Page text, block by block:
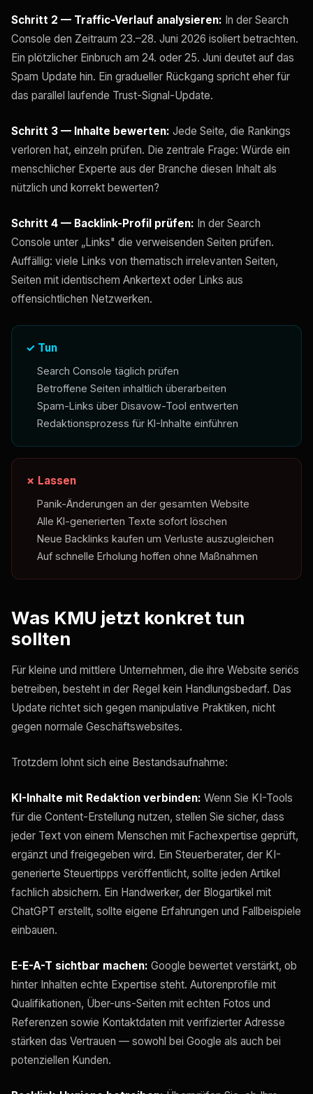
Schritt 2 — Traffic-Verlauf analysieren: In der Search
Console den Zeitraum 23.–28. Juni 2026 isoliert betrachten.
Ein plötzlicher Einbruch am 24. oder 25. Juni deutet auf das
Spam Update hin. Ein gradueller Rückgang spricht eher für
das parallel laufende Trust-Signal-Update.
Schritt 3 — Inhalte bewerten: Jede Seite, die Rankings
verloren hat, einzeln prüfen. Die zentrale Frage: Würde ein
menschlicher Experte aus der Branche diesen Inhalt als
nützlich und korrekt bewerten?
Schritt 4 — Backlink-Profil prüfen: In der Search
Console unter „Links" die verweisenden Seiten prüfen.
Auffällig: viele Links von thematisch irrelevanten Seiten,
Seiten mit identischem Ankertext oder Links aus
offensichtlichen Netzwerken.
✓ Tun
Search Console täglich prüfen
Betroffene Seiten inhaltlich überarbeiten
Spam-Links über Disavow-Tool entwerten
Redaktionsprozess für KI-Inhalte einführen
✗ Lassen
Panik-Änderungen an der gesamten Website
Alle KI-generierten Texte sofort löschen
Neue Backlinks kaufen um Verluste auszugleichen
Auf schnelle Erholung hoffen ohne Maßnahmen
Was KMU jetzt konkret tun
sollten
Für kleine und mittlere Unternehmen, die ihre Website seriös
betreiben, besteht in der Regel kein Handlungsbedarf. Das
Update richtet sich gegen manipulative Praktiken, nicht
gegen normale Geschäftswebsites.
Trotzdem lohnt sich eine Bestandsaufnahme:
KI-Inhalte mit Redaktion verbinden: Wenn Sie KI-Tools
für die Content-Erstellung nutzen, stellen Sie sicher, dass
jeder Text von einem Menschen mit Fachexpertise geprüft,
ergänzt und freigegeben wird. Ein Steuerberater, der KI-
generierte Steuertipps veröffentlicht, sollte jeden Artikel
fachlich absichern. Ein Handwerker, der Blogartikel mit
ChatGPT erstellt, sollte eigene Erfahrungen und Fallbeispiele
einbauen.
E-E-A-T sichtbar machen: Google bewertet verstärkt, ob
hinter Inhalten echte Expertise steht. Autorenprofile mit
Qualifikationen, Über-uns-Seiten mit echten Fotos und
Referenzen sowie Kontaktdaten mit verifizierter Adresse
stärken das Vertrauen — sowohl bei Google als auch bei
potenziellen Kunden.